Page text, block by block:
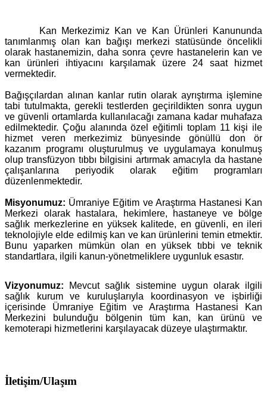
Kan Merkezimiz Kan ve Kan Ürünleri Kanununda
tanımlanmış olan kan bağışı merkezi statüsünde öncelikli
olarak hastanemizin, daha sonra çevre hastanelerin kan ve
kan ürünleri ihtiyacını karşılamak üzere 24 saat hizmet
vermektedir.
Bağışçılardan alınan kanlar rutin olarak ayrıştırma işlemine
tabi tutulmakta, gerekli testlerden geçirildikten sonra uygun
ve güvenli ortamlarda kullanılacağı zamana kadar muhafaza
edilmektedir. Çoğu alanında özel eğitimli toplam 11 kişi ile
hizmet veren merkezimiz bünyesinde gönüllü don ör
kazanım programı oluşturulmuş ve uygulamaya konulmuş
olup transfüzyon tıbbı bilgisini artırmak amacıyla da hastane
çalışanlarına periyodik olarak eğitim programları
düzenlenmektedir.
Misyonumuz: Ümraniye Eğitim ve Araştırma Hastanesi Kan
Merkezi olarak hastalara, hekimlere, hastaneye ve bölge
sağlık merkezlerine en yüksek kalitede, en güvenli, en ileri
teknolojiyle elde edilmiş kan ve kan ürünlerini temin etmektir.
Bunu yaparken mümkün olan en yüksek tıbbi ve teknik
standartlara, ilgili kanun-yönetmeliklere uygunluk esastır.
Vizyonumuz:
Mevcut sağlık sistemine uygun olarak ilgili
sağlık kurum ve kuruluşlarıyla koordinasyon ve işbirliği
içerisinde Ümraniye Eğitim ve Araştırma Hastanesi Kan
Merkezini bulunduğu bölgenin tüm kan, kan ürünü ve
kemoterapi hizmetlerini karşılayacak düzeye ulaştırmaktır.
İletişim/Ulaşım